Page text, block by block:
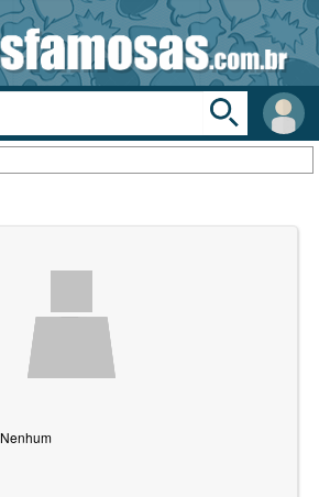
Área
do
Toggle
search
bar
Nenhum